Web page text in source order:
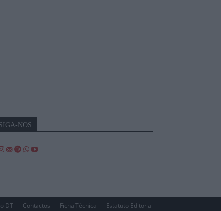
SIGA-NOS
DT Contactos Ficha Técnica Estatuto Editorial